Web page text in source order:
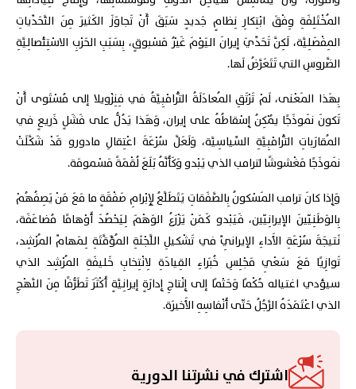
المُخْتَلِفَةِ وِفْقَ ابْتِكارِ نِظامٍ جَديدٍ سَبَقَ أَنْ تَجاوَزَ الكَثيرَ مِنَ التَّحَدِّياتِ
المِفْصَلِيَّة، لَكِنَّ تَحَدِّيَ إيرانَ اليَوْمَ غَيْرُ مَسْبوقٍ، بِسَبَبِ الحَرْبِ الاسْتِئْصالِيَّةِ
الضَّروسِ التي تَتَعَرَّضُ لَها.
بِهَذا المَعْنى، لَمْ تَرْتَقِ المُعادَلَةُ التّْرامْبِيَّةُ في فِنِزْويلا إلى مُسْتَوى أَنْ
تَكونَ نَموذَجًا يُمْكِنُ إِسْقاطُهُ على إيران، وَهَذا يَدُلُّ على فَشَلٍ ذَريعٍ في
المُقارَباتِ التّْرامْبِيَّةِ السِّياسِيَّة، وَلَعَلَّ سُرْعَةَ اعْتِقالِ مادورو قَدْ شَكَّلَتْ
نَموذَجًا مَغْشوشًا لترامب الذي يَبْدو وَكَأَنَّهُ بَلَعَ لُقْمَةً مَسْمومَة.
وَإِذا كانَ ترامب المَسْكونُ بِالصَّفَقاتِ يَتَطَلَّعُ لِإِبْرامِ صَفْقَةٍ ما مَعَ مَنْ يَصِفُهُمْ
بِالوَطَنِيّينَ الإيرانِيّين، فَيَبْدو كَمَنْ يَزْرَعُ الوَهْمَ لِيَحْصُدَ أَوْهامًا مُضاعَفَة،
نَتيجَةَ سُرْعَةِ الأَداءِ الإيرانِيِّ في تَشْكيلِ اللَّجْنَةِ المُؤَقَّتَةِ لِمَهامِّ المُرْشِد،
تَوازِيًا مَعَ سَعْيِ مَجْلِسِ خُبَراءِ القِيادَةِ لِانْتِخابِ خَليفَةِ المُرْشِد الذي
سيؤدي اغتياله حُكْمًا وَحَتْمًا إلى إِنْتاجِ إِدارَةٍ إيرانِيَّةٍ أَكْثَرَ تَطَرُّفًا مِنَ النَّهْجِ
الذي اعْتَمَدَهُ الرَّجُلُ حَتّى أَنْفاسِهِ الأَخيرَة.
اشترك في نشرتنا الدورية